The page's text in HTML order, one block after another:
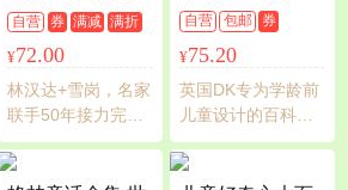
中文版，作者独家
亲笔签名授权，全
球热销5000万册、
畅销百年的儿童文
学不朽经典
特点、美食、历史
和地域的奇妙趣
闻，众多手绘精彩
细节共同来展现中
国特色，让孩子探
中国。
自营 券 满减 满折
¥72.00
林汉达+雪岗，名家
联手50年接力完
成，口语讲史打造
传世经典
事
自营 包邮
券
限时抢
¥75.20
英国DK专为学龄前
儿童设计的百科全
书，那些孩子们应
该知道的重要的